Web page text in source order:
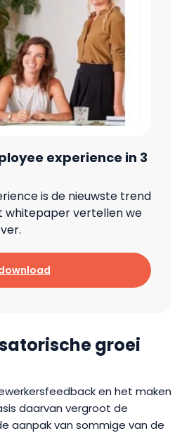
experience in 3
is de nieuwste trend
whitepaper vertellen we
groei
en het maken
daarvan vergroot de
aanpak van sommige van de